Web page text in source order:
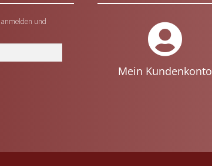
und
Mein Kundenkonto